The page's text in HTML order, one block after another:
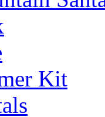
Kit